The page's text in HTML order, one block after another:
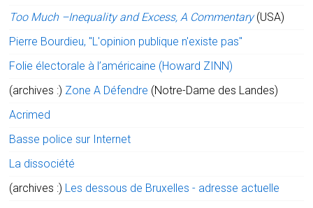
Too Much –Inequality and Excess, A Commentary (USA)
Pierre Bourdieu, "L'opinion publique n'existe pas"
Folie électorale à l’américaine (Howard ZINN)
(archives :) Zone A Défendre (Notre-Dame des Landes)
Acrimed
Basse police sur Internet
La dissociété
(archives :) Les dessous de Bruxelles - adresse actuelle